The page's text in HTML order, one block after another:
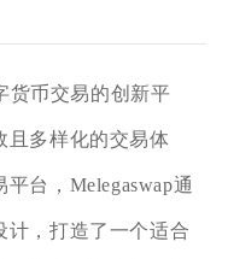
货币交易的创新平
且多样化的交易体
台，Melegaswap通
计，打造了一个适合